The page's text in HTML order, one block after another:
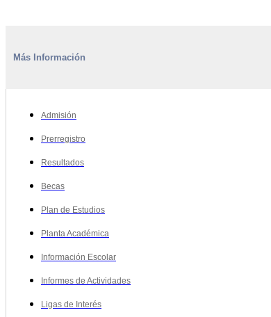
Más Información
Admisión
Prerregistro
Resultados
Becas
Plan de Estudios
Planta Académica
Información Escolar
Informes de Actividades
Ligas de Interés